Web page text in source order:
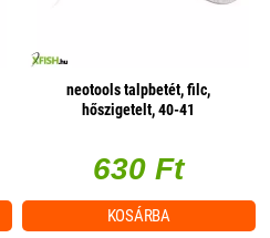
neotools talpbetét, filc,
hőszigetelt, 40-41
630 Ft
KOSÁRBA